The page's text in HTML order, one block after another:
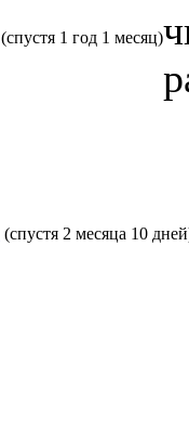
(спустя 1 год 1 месяц)
(спустя 2 месяца 10